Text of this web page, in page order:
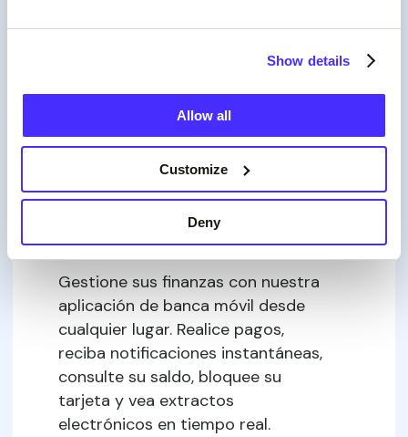
Show details
Allow all
Customize
Deny
Aplicación fácil de usar
Gestione sus finanzas con nuestra
aplicación de banca móvil desde
cualquier lugar. Realice pagos,
reciba notificaciones instantáneas,
consulte su saldo, bloquee su
tarjeta y vea extractos
electrónicos en tiempo real.